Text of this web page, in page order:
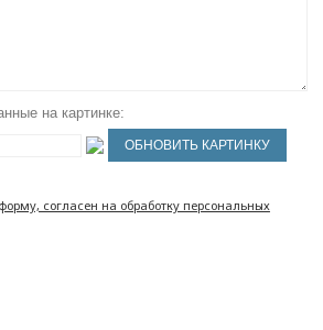
на картинке:
согласен на обработку персональных